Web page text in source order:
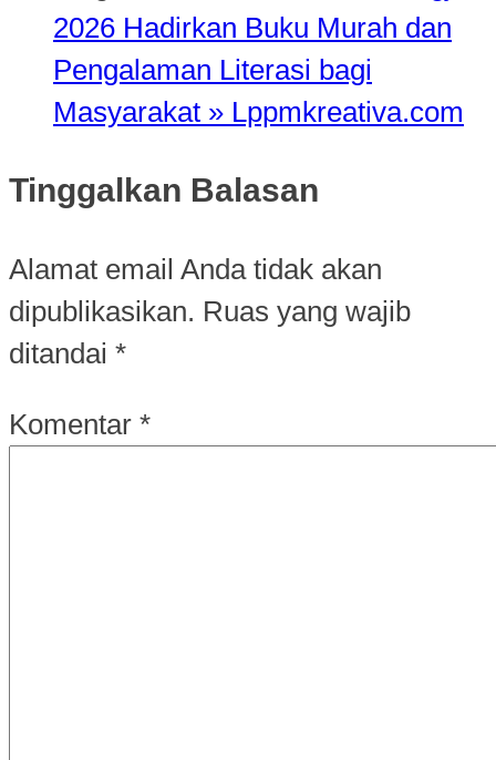
2026 Hadirkan Buku Murah dan
Pengalaman Literasi bagi
Masyarakat » Lppmkreativa.com
Tinggalkan Balasan
Alamat email Anda tidak akan
dipublikasikan. Ruas yang wajib
ditandai *
Komentar *